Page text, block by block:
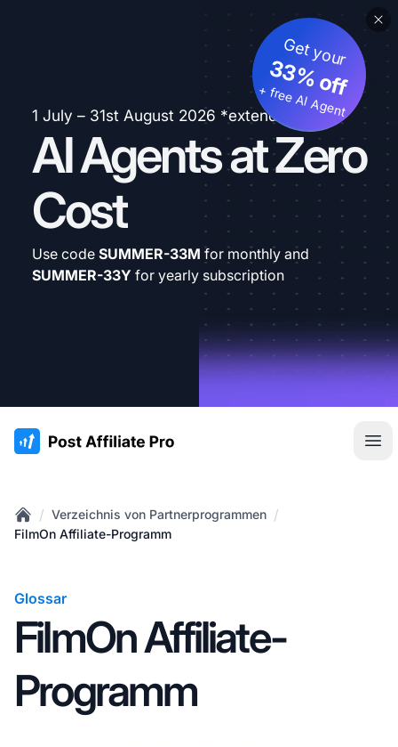
1 July – 31st August 2026 *extended
AI Agents at Zero
Cost
Get your
33% off
+ free AI Agent
Use code SUMMER-33M for monthly and
SUMMER-33Y for yearly subscription
:site.title
Home
/ Verzeichnis von Partnerprogrammen /
FilmOn Affiliate-Programm
Glossar
FilmOn Affiliate-
Programm